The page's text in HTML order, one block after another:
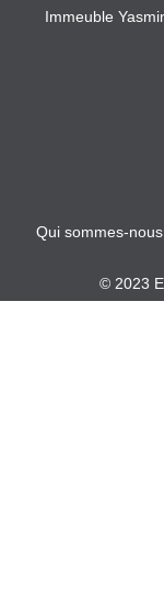
Immeuble
Qui sommes-
© 2023